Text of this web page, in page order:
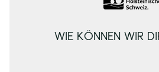
WIE KÖNNEN WIR